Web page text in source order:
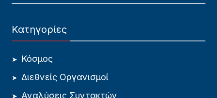
Κατηγορίες
Κόσμος
Διεθνείς Οργανισμοί
Αναλύσεις Συντακτών